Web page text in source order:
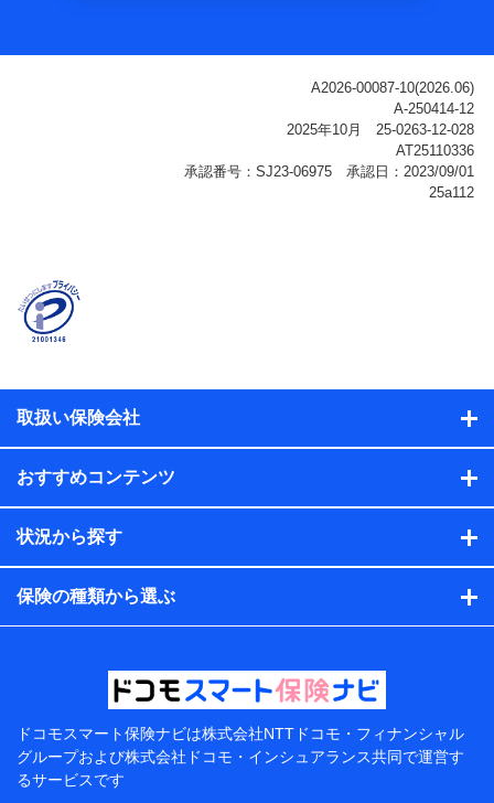
ご契約状態・ご利用履歴インターネット利用時の行動に
関する情報、アプリケーション利用時の行動に関する情
報、購入されたサービスや商品の名称・購入場所・決済
に関する情報、アンケートの回答に関する情報などが含
名、住所、生年月日、性別、保険契約者と被保険者の関
係、保険加入の目的、保険商品の内容、保険料、保険料
のお支払方法、車のメーカーや走行距離などの情報、建
ル内容や送信履歴の情報及び保険の更改案内等を提供し
保険契約情報
当社または株式会社NTTドコモ・フィナンシャルグルー
プが取得し、又は保有する保険契約に関する情報。例と
して、保険契約者及び被保険者の氏名、住所、生年月
日、性別、保険契約者と被保険者の関係、保険加入の目
的、保険商品の内容、保険料、保険料のお支払方法、車
のメーカーや走行距離などの情報、建物の構造や築年数
などの情報、ペットの種類や年齢などの情報などが含ま
提供当事者から受領当事者が個人データを取得する方法
電子的・電磁的方法等
【共同して利用する者の範囲】
当社
株式会社NTTドコモ・フィナンシャルグループ
取扱い保険会社
おすすめコンテンツ
状況から探す
保険の種類から選ぶ
ドコモスマート保険ナビは株式会社NTTドコモ・フィナンシャル
グループおよび株式会社ドコモ・インシュアランス共同で運営す
るサービスです